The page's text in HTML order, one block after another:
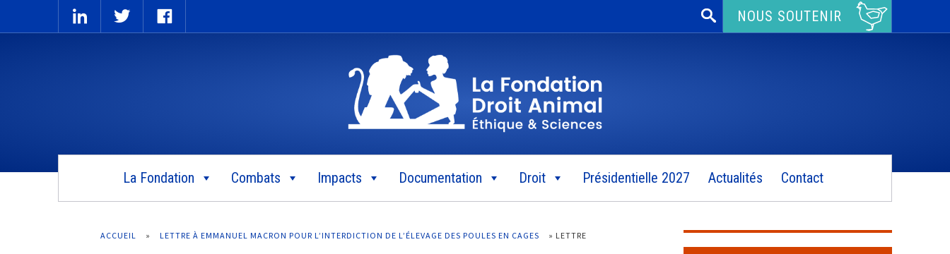
Rechercher :NOUS SOUTENIR
La Fondation Combats Impacts Documentation Droit Présidentielle 2027 Actualités Contact
ACCUEIL » LETTRE À EMMANUEL MACRON POUR L’INTERDICTION DE L’ÉLEVAGE DES POULES EN CAGES » LETTRE